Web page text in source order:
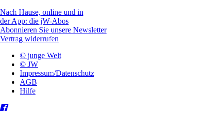
Nach Hause, online und in
der App: die jW-Abos
Abonnieren Sie unsere Newsletter
Vertrag widerrufen
© junge Welt
© JW
Impressum/Datenschutz
AGB
Hilfe